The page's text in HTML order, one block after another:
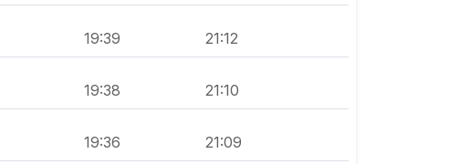
19:39 21:12
19:38 21:10
19:36 21:09